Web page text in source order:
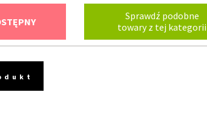
Sprawdź podobne
towary z tej kategorii